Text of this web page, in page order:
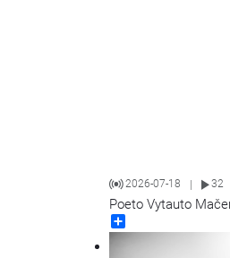
2026-07-18 32
Poeto Vytauto